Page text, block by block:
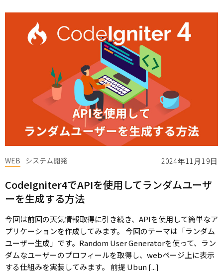
2024年11月19日
WEB システム開発
CodeIgniter4でAPIを使用してランダムユーザ
ーを生成する方法
今回は前回の天気情報取得に引き続き、APIを使用して簡単なア
プリケーションを作成してみます。 今回のテーマは「ランダム
ユーザー生成」です。Random User Generatorを使って、ラン
ダムなユーザーのプロフィールを取得し、webページ上に表示
する仕組みを実装してみます。 前提 Ubun [...]